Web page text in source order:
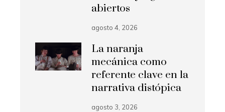
abiertos
agosto 4, 2026
La naranja
mecánica como
referente clave en la
narrativa distópica
agosto 3, 2026